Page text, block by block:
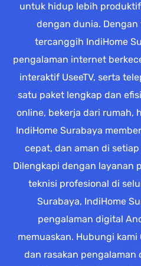
untuk hidup lebih
dengan dunia.
tercanggih IndiHome
pengalaman internet
interaktif UseeTV, serta
satu paket lengkap dan
online, bekerja dari rumah,
IndiHome Surabaya
cepat, dan aman di
Dilengkapi dengan layanan
teknisi profesional di
Surabaya, IndiHome
pengalaman digital
memuaskan. Hubungi kami
dan rasakan pengalaman